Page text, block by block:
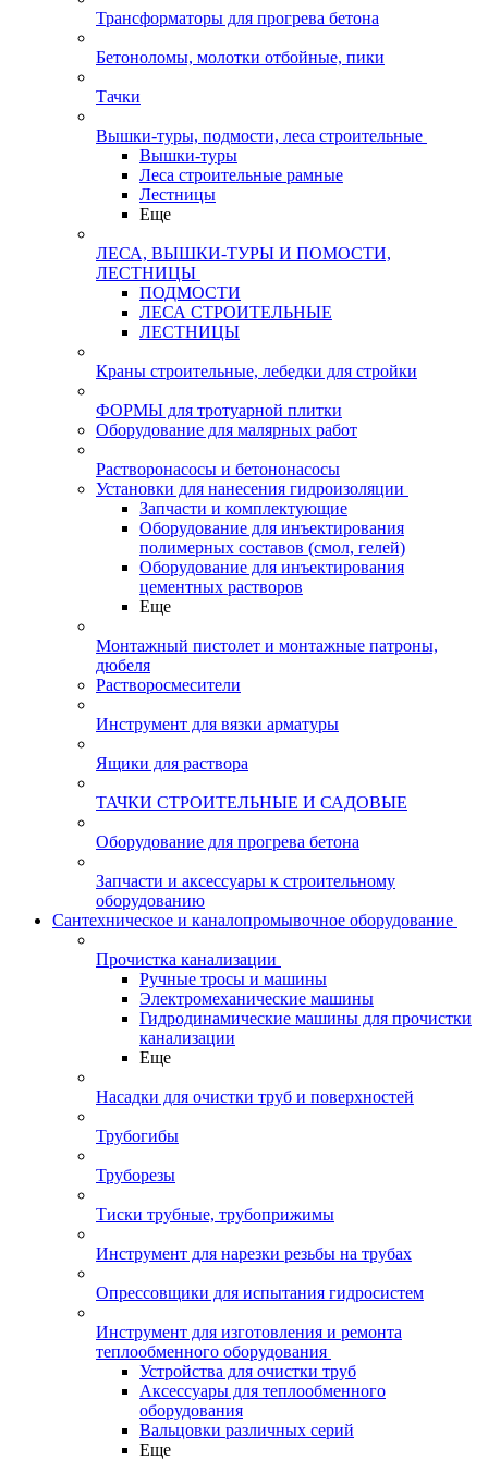
Трансформаторы для прогрева бетона
Бетоноломы, молотки отбойные, пики
Тачки
Вышки-туры, подмости, леса строительные
Вышки-туры
Леса строительные рамные
Лестницы
Еще
ЛЕСА, ВЫШКИ-ТУРЫ И ПОМОСТИ,
ЛЕСТНИЦЫ
ПОДМОСТИ
ЛЕСА СТРОИТЕЛЬНЫЕ
ЛЕСТНИЦЫ
Краны строительные, лебедки для стройки
ФОРМЫ для тротуарной плитки
Оборудование для малярных работ
Растворонасосы и бетононасосы
Установки для нанесения гидроизоляции
Запчасти и комплектующие
Оборудование для инъектирования
полимерных составов (смол, гелей)
Оборудование для инъектирования
цементных растворов
Еще
Монтажный пистолет и монтажные патроны,
дюбеля
Растворосмесители
Инструмент для вязки арматуры
Ящики для раствора
ТАЧКИ СТРОИТЕЛЬНЫЕ И САДОВЫЕ
Оборудование для прогрева бетона
Запчасти и аксессуары к строительному
оборудованию
Сантехническое и каналопромывочное оборудование
Прочистка канализации
Ручные тросы и машины
Электромеханические машины
Гидродинамические машины для прочистки
канализации
Еще
Насадки для очистки труб и поверхностей
Трубогибы
Труборезы
Тиски трубные, трубоприжимы
Инструмент для нарезки резьбы на трубах
Опрессовщики для испытания гидросистем
Инструмент для изготовления и ремонта
теплообменного оборудования
Устройства для очистки труб
Аксессуары для теплообменного
оборудования
Вальцовки различных серий
Еще